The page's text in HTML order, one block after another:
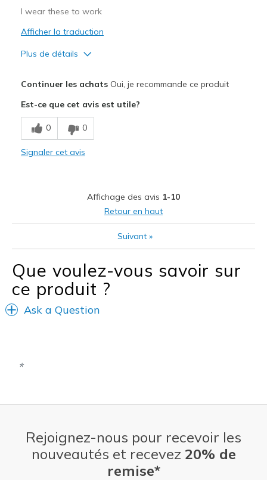
I wear these to work
Afficher la traduction
Plus de détails
Comfortable
Stylish
Les meilleures utilisations
Casual Wear
Width
Feels true to width
Sizing
Feels true to size
View On Shoes
Shoes are for Wearing
Continuer les achatsOui, je recommande ce produit
Est-ce que cet avis est utile?
0 0
Signaler cet avis
Affichage des avis 1-10
Retour en haut
Suivant »
Que voulez-vous savoir sur
ce produit ?
Ask a Question
Rejoignez-nous pour recevoir les
nouveautés et recevez 20% de
remise*